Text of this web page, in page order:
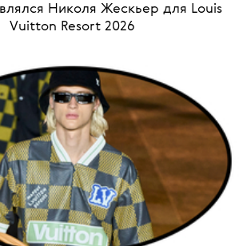
Николя Жескьер для Louis
Vuitton Resort 2026